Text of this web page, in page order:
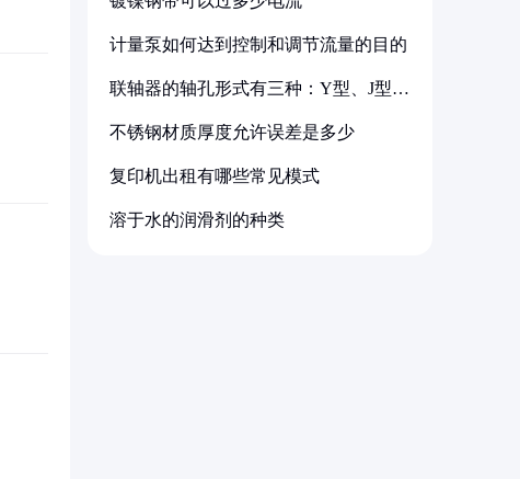
计量泵如何达到控制和调节流量的目的
联轴器的轴孔形式有三种：Y型、J型、
不锈钢材质厚度允许误差是多少
复印机出租有哪些常见模式
溶于水的润滑剂的种类